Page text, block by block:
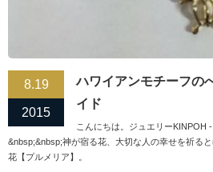
8.19
2015
ハワイアンモチーフの
イド
こんにちは。ジュエリーKINPOH
&nbsp;&nbsp;神が宿る花、大切な人の幸せを祈る
花【プルメリア】。